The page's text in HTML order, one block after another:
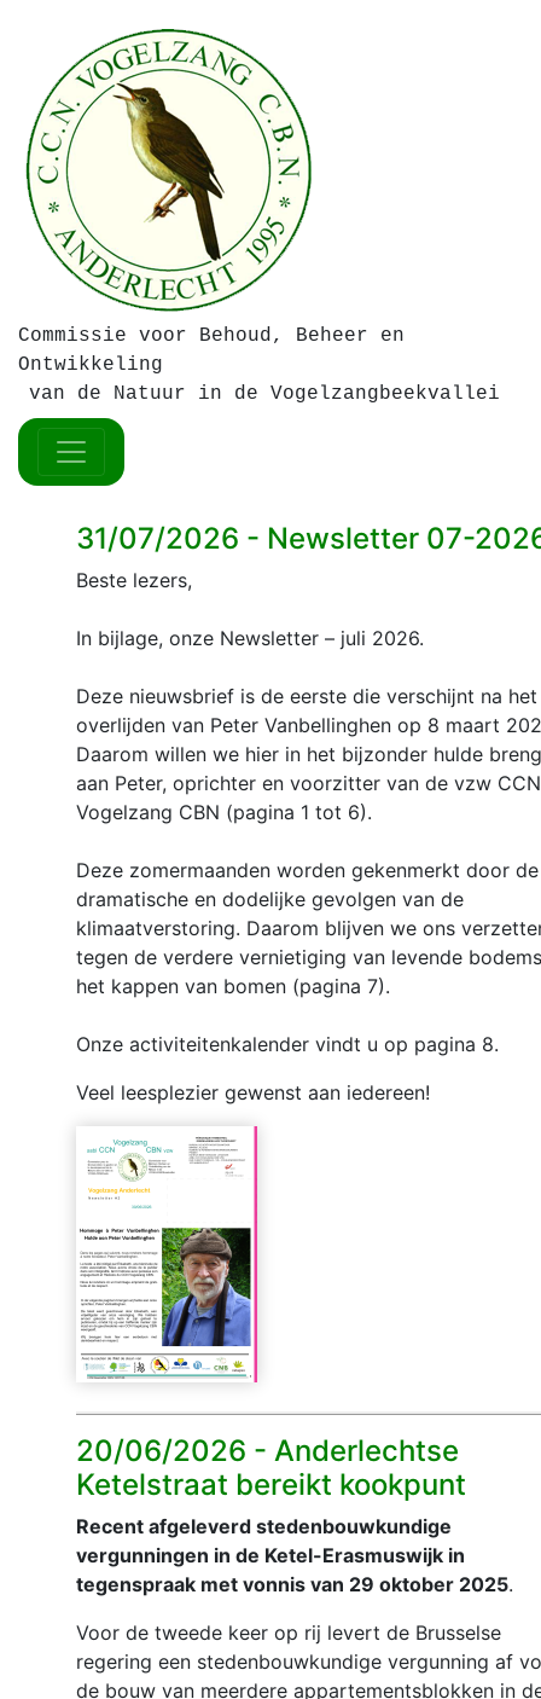
Commissie voor Behoud, Beheer en
Ontwikkeling
van de Natuur in de Vogelzangbeekvallei
31/07/2026 - Newsletter 07-
Beste lezers,
In bijlage, onze Newsletter – juli 2026.
Deze nieuwsbrief is de eerste die verschĳnt na het
overlĳden van Peter Vanbellinghen op 8 maart
Daarom willen we hier in het bĳzonder hulde
aan Peter, oprichter en voorzitter van de vzw CCN
Vogelzang CBN (pagina 1 tot 6).
Deze zomermaanden worden gekenmerkt door de
dramatische en dodelijke gevolgen van de
klimaatverstoring. Daarom blijven we ons
tegen de verdere vernietiging van levende
het kappen van bomen (pagina 7).
Onze activiteitenkalender vindt u op pagina 8.
Veel leesplezier gewenst aan iedereen!
20/06/2026 - Anderlechtse
Ketelstraat bereikt kookpunt
Recent afgeleverd stedenbouwkundige
vergunningen in de Ketel-Erasmuswijk in
tegenspraak met vonnis van 29 oktober 2025.
Voor de tweede keer op rij levert de Brusselse
regering een stedenbouwkundige vergunning af
de bouw van meerdere appartementsblokken in